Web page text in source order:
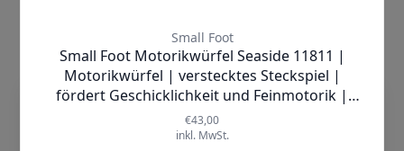
verhindern mögliche Verletzungen. Sie können
beruhigt sein, denn diese Schaukel wurde mit
größter Sorgfalt entworfen, um Ihrem Baby ein
Höchstmaß an Sicherheit zu bieten.
Neben der Sicherheit bietet die Small Foot
Babyschaukel Seaside 12327 auch einen
unsere Seiten sicher und zuverlässig